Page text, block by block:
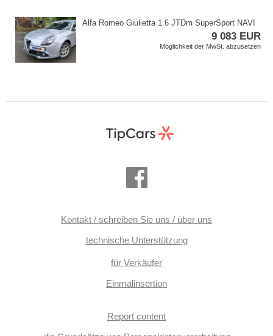
Alfa Romeo Giulietta 1.6 JTDm SuperSport NAVI
9 083 EUR
Möglichkeit der MwSt. abzusetzen
Kontakt / schreiben Sie uns / über uns
technische Unterstützung
für Verkäufer
Einmalinsertion
Report content